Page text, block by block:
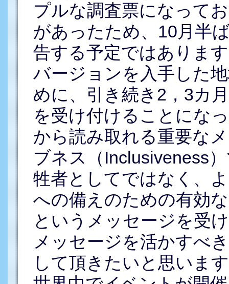
プルな調査票になって
があったため、10月半
告する予定ではありま
バージョンを入手した
めに、引き続き2，3カ
を受け付けることにな
から読み取れる重要な
ブネス（Inclusiveness
牲者としてではなく、
への備えのための有効
というメッセージを受
メッセージを活かすべ
して頂きたいと思いま